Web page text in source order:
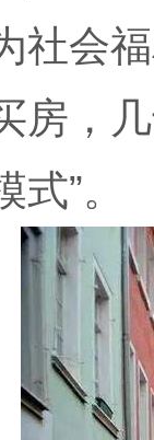
社会
房，
式”。